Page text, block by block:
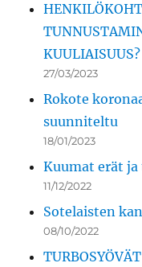
KUULIAISUUS?
27/03/2023
Rokote
suunniteltu
18/01/2023
Kuumat erät
11/12/2022
Sotelaisten
08/10/2022